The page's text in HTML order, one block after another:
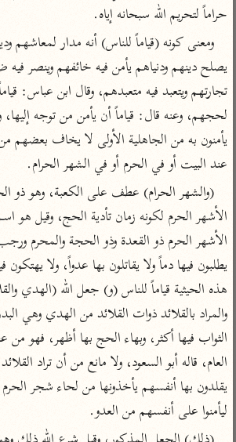
تفسير ابن الجوزي
تفسير الماوردي
منتقاة
تفسير ابن القيم
تفسير ابن تيمية
عامّة
تفسير السمعاني
تفسير مكّي
محاسن التأويل
للقاسمي
تفسير الثعالبي
تفسير السمرقندي
تفسير الثعلبي
أخرى
أضواء البيان
نظم الدرر للبقاعي
لغة وبلاغة
التحرير والتنوير
المحرر الوجيز لابن
عطية
البحر المحيط لأبي
حيان
البسيط للواحدي
تفسير أبي السعود
الكشاف للزمخشري
حراماً لتحريم الله سبحانه إياه.
عند البيت أو في الحرم أو في الشهر الحرام.
ليأمنوا على أنفسهم من العدو.